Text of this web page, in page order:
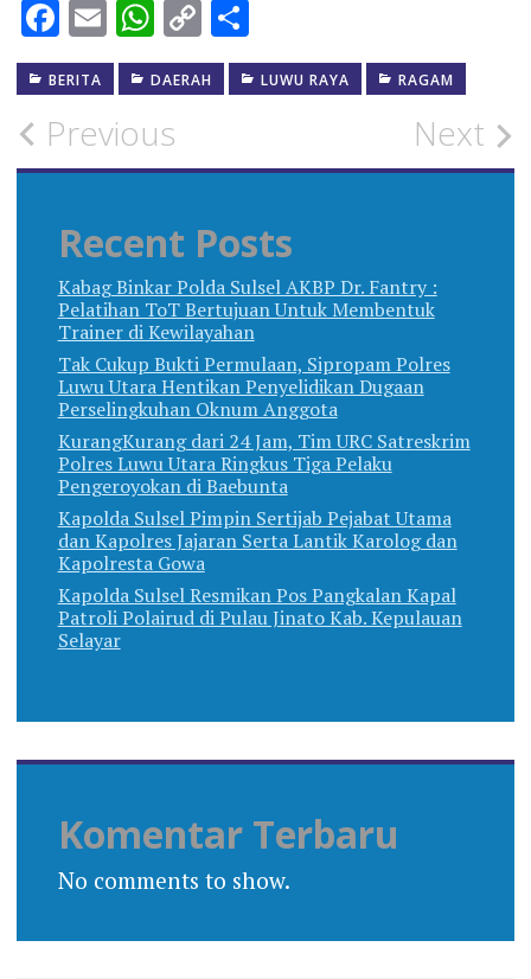
Facebook
EmailWhatsApp
Copy
Link
Share
BERITA DAERAH LUWU RAYA RAGAM
Post
navigation
Previous Next
Recent Posts
Kabag Binkar Polda Sulsel AKBP Dr. Fantry :
Pelatihan ToT Bertujuan Untuk Membentuk
Trainer di Kewilayahan
Tak Cukup Bukti Permulaan, Sipropam Polres
Luwu Utara Hentikan Penyelidikan Dugaan
Perselingkuhan Oknum Anggota
KurangKurang dari 24 Jam, Tim URC Satreskrim
Polres Luwu Utara Ringkus Tiga Pelaku
Pengeroyokan di Baebunta
Kapolda Sulsel Pimpin Sertijab Pejabat Utama
dan Kapolres Jajaran Serta Lantik Karolog dan
Kapolresta Gowa
Kapolda Sulsel Resmikan Pos Pangkalan Kapal
Patroli Polairud di Pulau Jinato Kab. Kepulauan
Selayar
Komentar Terbaru
No comments to show.